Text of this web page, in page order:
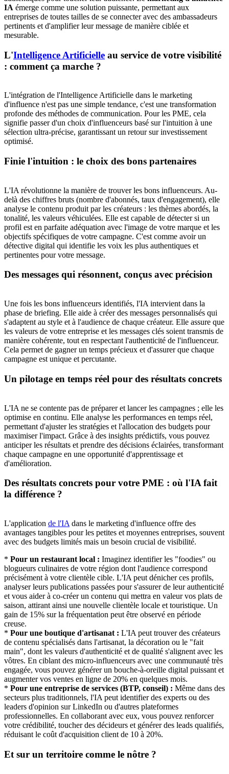
IA émerge comme une solution puissante, permettant aux
entreprises de toutes tailles de se connecter avec des ambassadeurs
pertinents et d'amplifier leur message de manière ciblée et
mesurable.
L'Intelligence Artificielle au service de votre visibilité
: comment ça marche ?
L'intégration de l'Intelligence Artificielle dans le marketing
d'influence n'est pas une simple tendance, c'est une transformation
profonde des méthodes de communication. Pour les PME, cela
signifie passer d'un choix d'influenceurs basé sur l'intuition à une
sélection ultra-précise, garantissant un retour sur investissement
optimisé.
Finie l'intuition : le choix des bons partenaires
L'IA révolutionne la manière de trouver les bons influenceurs. Au-
delà des chiffres bruts (nombre d'abonnés, taux d'engagement), elle
analyse le contenu produit par les créateurs : les thèmes abordés, la
tonalité, les valeurs véhiculées. Elle est capable de détecter si un
profil est en parfaite adéquation avec l'image de votre marque et les
objectifs spécifiques de votre campagne. C'est comme avoir un
détective digital qui identifie les voix les plus authentiques et
pertinentes pour votre message.
Des messages qui résonnent, conçus avec précision
Une fois les bons influenceurs identifiés, l'IA intervient dans la
phase de briefing. Elle aide à créer des messages personnalisés qui
s'adaptent au style et à l'audience de chaque créateur. Elle assure que
les valeurs de votre entreprise et les messages clés soient transmis de
manière cohérente, tout en respectant l'authenticité de l'influenceur.
Cela permet de gagner un temps précieux et d'assurer que chaque
campagne est unique et percutante.
Un pilotage en temps réel pour des résultats concrets
L'IA ne se contente pas de préparer et lancer les campagnes ; elle les
optimise en continu. Elle analyse les performances en temps réel,
permettant d'ajuster les stratégies et l'allocation des budgets pour
maximiser l'impact. Grâce à des insights prédictifs, vous pouvez
anticiper les résultats et prendre des décisions éclairées, transformant
chaque campagne en une opportunité d'apprentissage et
d'amélioration.
Des résultats concrets pour votre PME : où l'IA fait
la différence ?
L'application de l'IA dans le marketing d'influence offre des
avantages tangibles pour les petites et moyennes entreprises, souvent
avec des budgets limités mais un besoin crucial de visibilité.
* Pour un restaurant local : Imaginez identifier les "foodies" ou
blogueurs culinaires de votre région dont l'audience correspond
précisément à votre clientèle cible. L'IA peut dénicher ces profils,
analyser leurs publications passées pour s'assurer de leur authenticité
et vous aider à co-créer un contenu qui mettra en valeur vos plats de
saison, attirant ainsi une nouvelle clientèle locale et touristique. Un
gain de 15% sur la fréquentation peut être observé en période
creuse.
* Pour une boutique d'artisanat : L'IA peut trouver des créateurs
de contenu spécialisés dans l'artisanat, la décoration ou le "fait
main", dont les valeurs d'authenticité et de qualité s'alignent avec les
vôtres. En ciblant des micro-influenceurs avec une communauté très
engagée, vous pouvez générer un bouche-à-oreille digital puissant et
augmenter vos ventes en ligne de 20% en quelques mois.
* Pour une entreprise de services (BTP, conseil) : Même dans des
secteurs plus traditionnels, l'IA peut identifier des experts ou des
leaders d'opinion sur LinkedIn ou d'autres plateformes
professionnelles. En collaborant avec eux, vous pouvez renforcer
votre crédibilité, toucher des décideurs et générer des leads qualifiés,
réduisant le coût d'acquisition client de 10 à 20%.
Et sur un territoire comme le nôtre ?